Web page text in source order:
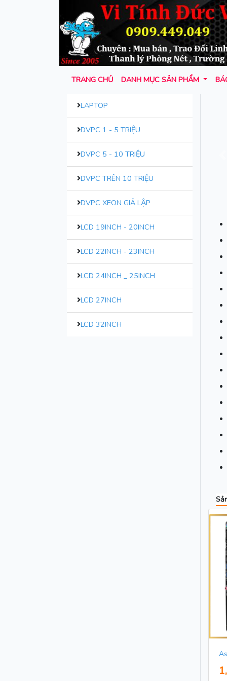
TRANG CHỦ DANH MỤC SẢN PHẨM
LAPTOP
DVPC 1 - 5 TRIỆU
DVPC 5 - 10 TRIỆU
DVPC TRÊN 10 TRIỆU
DVPC XEON GIẢ LẬP
LCD 19INCH - 20INCH
LCD 22INCH - 23INCH
LCD 24INCH _ 25INCH
LCD 27INCH
LCD 32INCH